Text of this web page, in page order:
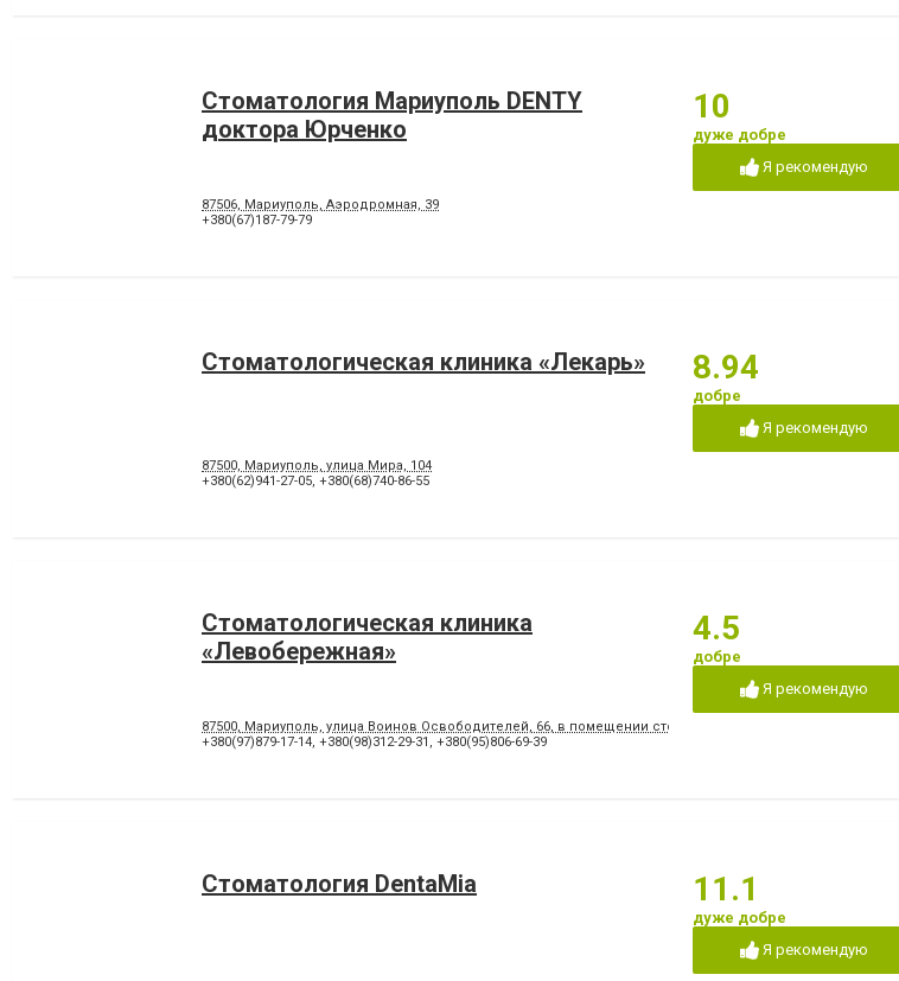
Стоматология Мариуполь DENTY
доктора Юрченко
87506, Мариуполь, Аэродромная, 39
+380(67)187-79-79
10
дуже добре
Я рекомендую
Стоматологическая клиника «Лекарь»
87500, Мариуполь, улица Мира, 104
+380(62)941-27-05, +380(68)740-86-55
8.94
добре
Я рекомендую
Стоматологическая клиника
«Левобережная»
87500, Мариуполь, улица Воинов Освободителей, 66, в помещении стоматологической поликлиники № 3
+380(97)879-17-14, +380(98)312-29-31 , +380(95)806-69-39
4.5
добре
Я рекомендую
Стоматология DentaMia 11.1
дуже добре
Я рекомендую